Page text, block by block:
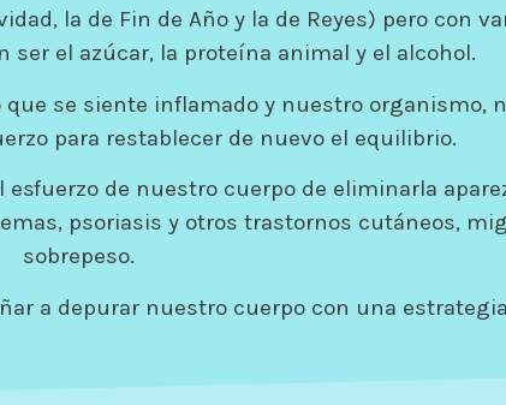
la de Fin de Año y la de Reyes) pero con
ser el azúcar, la proteína animal y el alcohol.
se siente inflamado y nuestro organismo,
para restablecer de nuevo el equilibrio.
de nuestro cuerpo de eliminarla
psoriasis y otros trastornos cutáneos,
sobrepeso.
a depurar nuestro cuerpo con una